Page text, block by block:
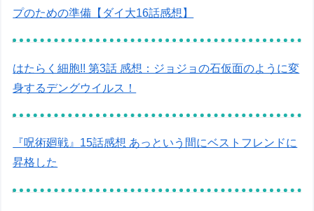
プのための準備【ダイ大16話感想】
はたらく細胞!! 第3話 感想：ジョジョの石仮面のように変
身するデングウイルス！
『呪術廻戦』15話感想 あっという間にベストフレンドに
昇格した